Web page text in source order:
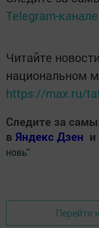
Telegram-канале
Читайте
национальном
https://max.ru/
Следите за
в Яндекс Дзен и
новь"
Перейти